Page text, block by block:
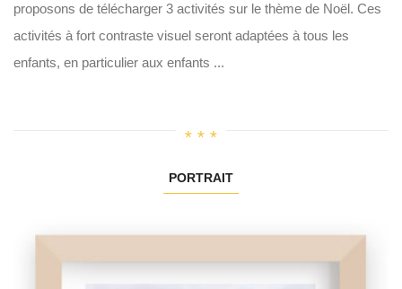
proposons de télécharger 3 activités sur le thème de Noël. Ces
activités à fort contraste visuel seront adaptées à tous les
enfants, en particulier aux enfants ...
PORTRAIT